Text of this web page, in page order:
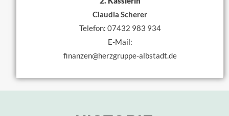
Claudia Scherer
Telefon: 07432 983 934
E-Mail:
finanzen@herzgruppe-albstadt.de